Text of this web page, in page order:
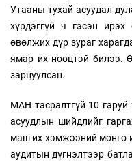
Утааны тухай асуудал
хүрдэггүй ч гэсэн
өвөлжих дүр зураг
ямар их нөөцтэй билээ.
зарцуулсан.
МАН тасралтгүй 10 гаруй
асуудлын шийдлийг
маш их хэмжээний мөнгө
аудитын дүгнэлтээр